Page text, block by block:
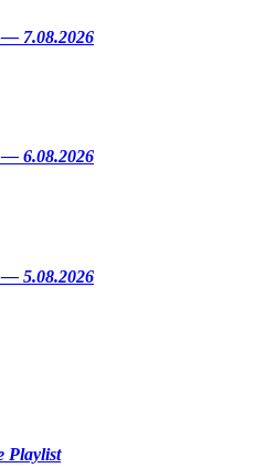
7.08.2026
6.08.2026
5.08.2026
Playlist